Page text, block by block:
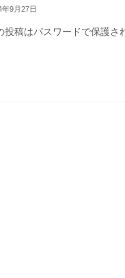
年9月27日
投稿はパスワードで保護さ